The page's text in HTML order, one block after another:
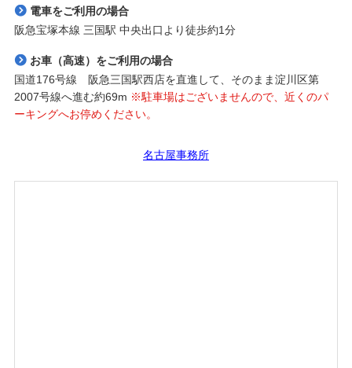
電車をご利用の場合
阪急宝塚本線 三国駅 中央出口より徒歩約1分
お車（高速）をご利用の場合
国道176号線 阪急三国駅西店を直進して、そのまま淀川区第
2007号線へ進む約69m ※駐車場はございませんので、近くのパ
ーキングへお停めください。
名古屋事務所